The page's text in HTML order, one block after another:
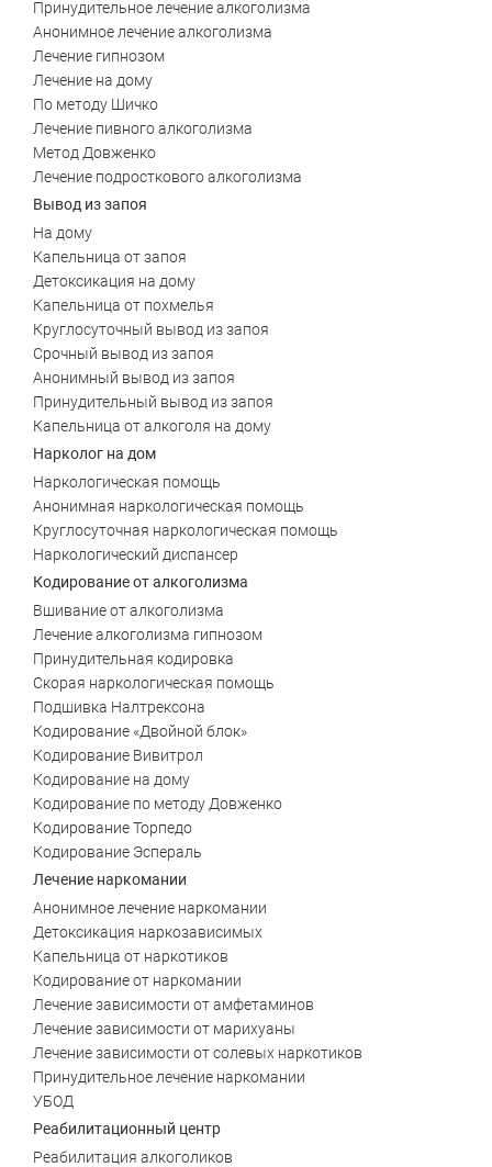
Принудительное лечение алкоголизма
Анонимное лечение алкоголизма
Лечение гипнозом
Лечение на дому
По методу Шичко
Лечение пивного алкоголизма
Метод Довженко
Лечение подросткового алкоголизма
Вывод из запоя
На дому
Капельница от запоя
Детоксикация на дому
Капельница от похмелья
Круглосуточный вывод из запоя
Срочный вывод из запоя
Анонимный вывод из запоя
Принудительный вывод из запоя
Капельница от алкоголя на дому
Нарколог на дом
Наркологическая помощь
Анонимная наркологическая помощь
Круглосуточная наркологическая помощь
Наркологический диспансер
Кодирование от алкоголизма
Вшивание от алкоголизма
Лечение алкоголизма гипнозом
Принудительная кодировка
Скорая наркологическая помощь
Подшивка Налтрексона
Кодирование «Двойной блок»
Кодирование Вивитрол
Кодирование на дому
Кодирование по методу Довженко
Кодирование Торпедо
Кодирование Эспераль
Лечение наркомании
Анонимное лечение наркомании
Детоксикация наркозависимых
Капельница от наркотиков
Кодирование от наркомании
Лечение зависимости от амфетаминов
Лечение зависимости от марихуаны
Лечение зависимости от солевых наркотиков
Принудительное лечение наркомании
УБОД
Реабилитационный центр
Реабилитация алкоголиков
ПОЛУЧИТЬ ПОМОЩЬ
Записаться
Я ознакомлен и принимаю
ЗАДАТЬ ВОПРОС
Задать вопрос
Я ознакомлен и принимаю
ПОЛУЧИТЬ ПОМОЩЬ
Записаться
Я ознакомлен и принимаю
ПОЛУЧИТЬ ПОМОЩЬ
Записаться
Я ознакомлен и принимаю
Касли
Челябинск
Красногорский
Первомайский
Юрюзань
Локомотивный Миньяр
Зауральский
Катав-Ивановск Куса
Пласт
Еманжелинск
Аша Трехгорный
Коркино
Южноуральск
Чебаркуль
Троицк
Копейск
Златоуст